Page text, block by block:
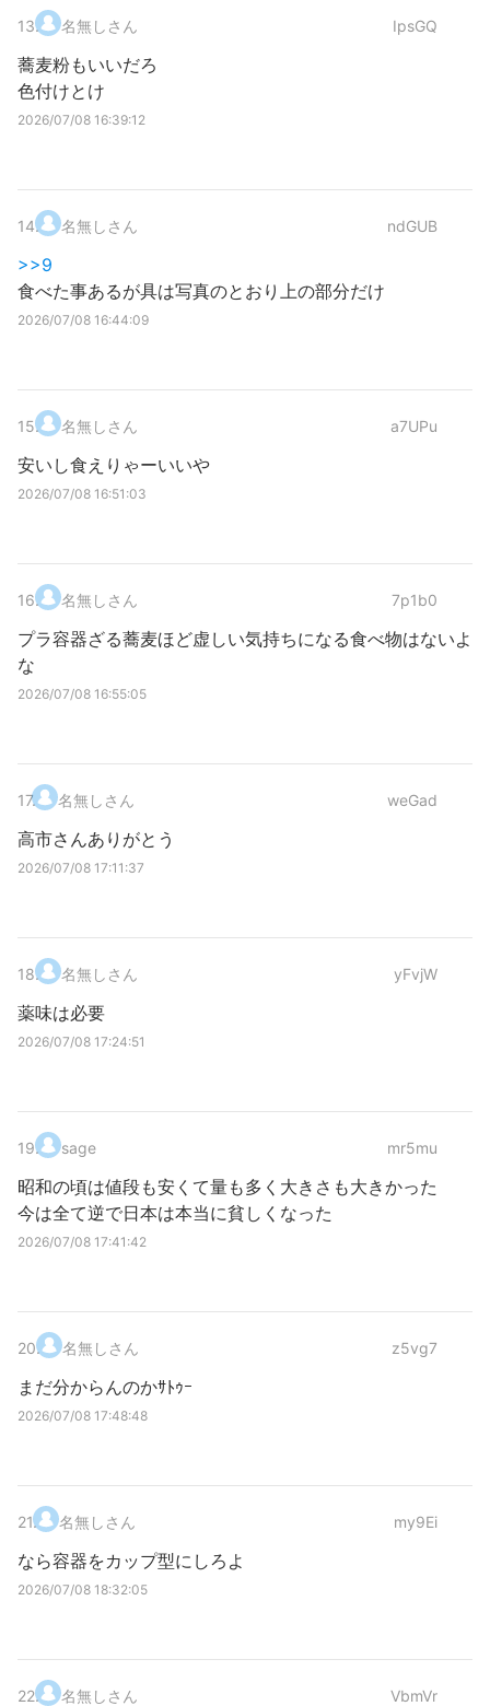
13. 名無しさん IpsGQ
蕎麦粉もいいだろ
色付けとけ
2026/07/08 16:39:12
14. 名無しさん ndGUB
>>9
食べた事あるが具は写真のとおり上の部分だけ
2026/07/08 16:44:09
15. 名無しさん a7UPu
安いし食えりゃーいいや
2026/07/08 16:51:03
16. 名無しさん 7p1b0
プラ容器ざる蕎麦ほど虚しい気持ちになる食べ物はないよ
な
2026/07/08 16:55:05
17. 名無しさん weGad
高市さんありがとう
2026/07/08 17:11:37
18. 名無しさん yFvjW
薬味は必要
2026/07/08 17:24:51
19. sage mr5mu
昭和の頃は値段も安くて量も多く大きさも大きかった
今は全て逆で日本は本当に貧しくなった
2026/07/08 17:41:42
20. 名無しさん z5vg7
まだ分からんのかｻﾄｩｰ
2026/07/08 17:48:48
21. 名無しさん my9Ei
なら容器をカップ型にしろよ
2026/07/08 18:32:05
22. 名無しさん VbmVr